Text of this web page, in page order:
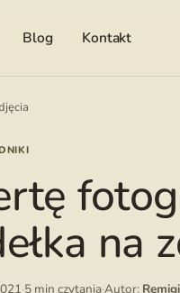
Blog Kontakt
na
·5 min czytania·Autor: